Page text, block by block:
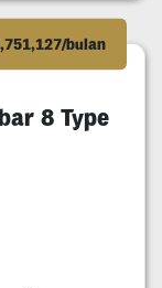
bulan
8 Type